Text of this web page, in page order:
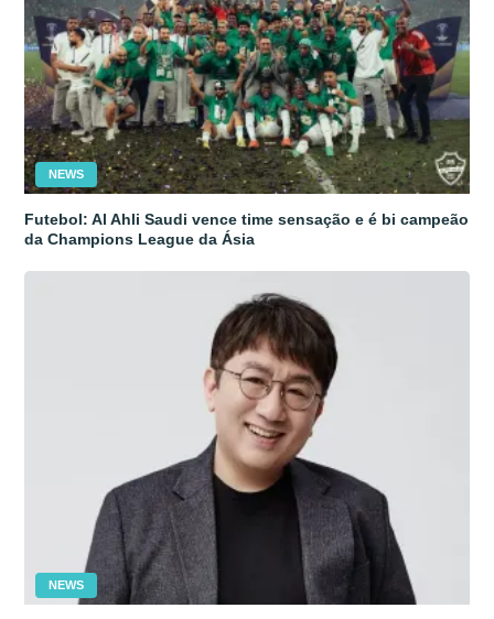
NEWS
Futebol: Al Ahli Saudi vence time sensação e é bi campeão
da Champions League da Ásia
NEWS